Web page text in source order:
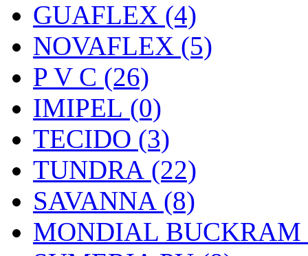
GUAFLEX (4)
NOVAFLEX (5)
P V C (26)
IMIPEL (0)
TECIDO (3)
TUNDRA (22)
SAVANNA (8)
MONDIAL BUCKRAM